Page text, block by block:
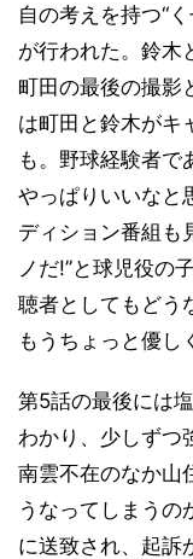
自の考えを持つ“
が行われた。鈴木
町田の最後の撮影
は町田と鈴木がキ
も。野球経験者で
やっぱりいいなと
ディション番組も
ノだ!”と球児役の
聴者としてもどう
もうちょっと優し
第5話の最後には
わかり、少しずつ
南雲不在のなか山
うなってしまうの
に送致され、起訴